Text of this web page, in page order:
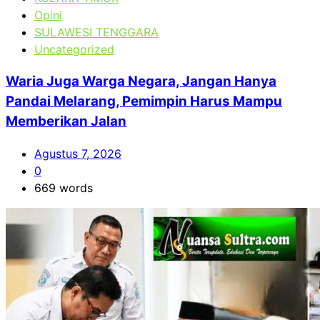
Opini
SULAWESI TENGGARA
Uncategorized
Waria Juga Warga Negara, Jangan Hanya
Pandai Melarang, Pemimpin Harus Mampu
Memberikan Jalan
Agustus 7, 2026
0
669 words